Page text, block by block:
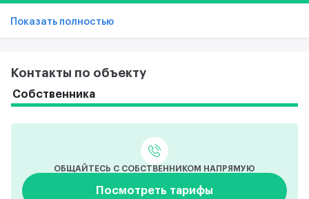
Показать полностью
Контакты по объекту
Собственника
ОБЩАЙТЕСЬ С СОБСТВЕННИКОМ НАПРЯМУЮ
Посмотреть тарифы